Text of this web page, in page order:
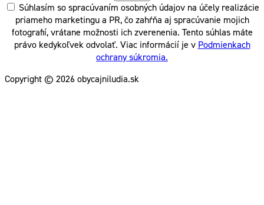
Súhlasím so spracúvaním osobných údajov na účely realizácie
priameho marketingu a PR, čo zahŕňa aj spracúvanie mojich
fotografií, vrátane možnosti ich zverenenia. Tento súhlas máte
právo kedykoľvek odvolať. Viac informácií je v Podmienkach
ochrany súkromia.
Copyright © 2026 obycajniludia.sk